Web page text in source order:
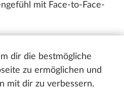
dir die bestmögliche
zu ermöglichen und
mit dir zu verbessern.
mit Face-to-Face-